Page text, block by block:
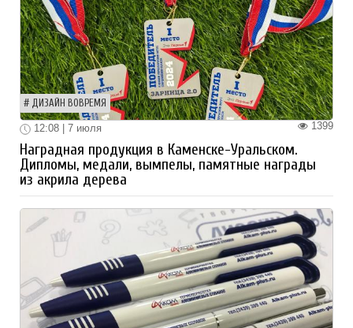
ДИЗАЙН ВОВРЕМЯ
1399
12:08 | 7 июля
Наградная продукция в Каменске-Уральском.
Дипломы, медали, вымпелы, памятные награды
из акрила дерева